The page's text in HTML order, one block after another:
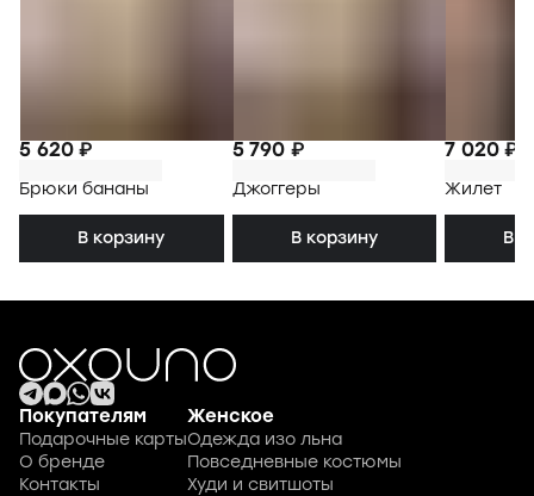
5 620 ₽
Брюки бананы
В корзину
5 790 ₽
Джоггеры
В корзину
7 020 ₽
Жилет
В
Покупателям
Подарочные карты
О бренде
Контакты
Женское
Одежда изо льна
Повседневные костюмы
Худи и свитшоты